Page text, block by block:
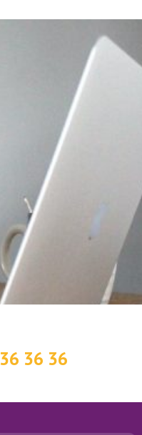
36 36